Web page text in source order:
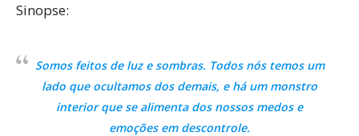
Sinopse:
Somos feitos de luz e sombras. Todos nós temos um
lado que ocultamos dos demais, e há um monstro
interior que se alimenta dos nossos medos e
emoções em descontrole.